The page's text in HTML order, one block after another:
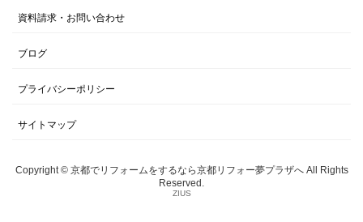
資料請求・お問い合わせ
ブログ
プライバシーポリシー
サイトマップ
Copyright © 京都でリフォームをするなら京都リフォー夢プラザへ All Rights
Reserved.
ZIUS